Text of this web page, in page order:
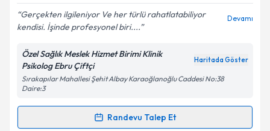
Kişisel verilerimin işlenmesine ilişkin
Aydınlatma
Metni'ni okudum ve kişisel verilerimin belirtilen
kapsamda işlenmesini kabul ediyorum.
Takvim Talebini Gönder
Gerçekten ilgileniyor Ve her türlü rahatlatabiliyor
kendisi. İşinde profesyonel biri....
Devamı
Özel Sağlık Meslek Hizmet Birimi Klinik
Psikolog Ebru Çiftçi
Haritada Göster
Sırakapılar Mahallesi Şehit Albay Karaoğlanoğlu Caddesi No:38
Daire:3
Randevu Talep Et
Randevu Takvimi Talebi